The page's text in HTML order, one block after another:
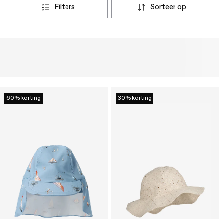
filters sorteer op
60% korting 30% korting